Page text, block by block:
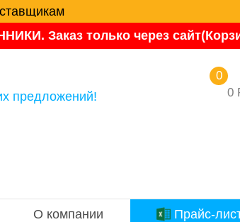
Заказ только через
предложений! 0
0
О компании Прайс-